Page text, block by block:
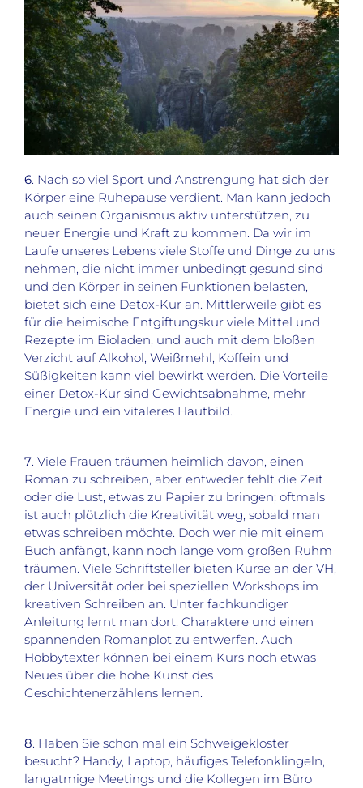
6. Nach so viel Sport und Anstrengung hat sich der
Körper eine Ruhepause verdient. Man kann jedoch
auch seinen Organismus aktiv unterstützen, zu
neuer Energie und Kraft zu kommen. Da wir im
Laufe unseres Lebens viele Stoffe und Dinge zu uns
nehmen, die nicht immer unbedingt gesund sind
und den Körper in seinen Funktionen belasten,
bietet sich eine Detox-Kur an. Mittlerweile gibt es
für die heimische Entgiftungskur viele Mittel und
Rezepte im Bioladen, und auch mit dem bloßen
Verzicht auf Alkohol, Weißmehl, Koffein und
Süßigkeiten kann viel bewirkt werden. Die Vorteile
einer Detox-Kur sind Gewichtsabnahme, mehr
Energie und ein vitaleres Hautbild.
7. Viele Frauen träumen heimlich davon, einen
Roman zu schreiben, aber entweder fehlt die Zeit
oder die Lust, etwas zu Papier zu bringen; oftmals
ist auch plötzlich die Kreativität weg, sobald man
etwas schreiben möchte. Doch wer nie mit einem
Buch anfängt, kann noch lange vom großen Ruhm
träumen. Viele Schriftsteller bieten Kurse an der VH,
der Universität oder bei speziellen Workshops im
kreativen Schreiben an. Unter fachkundiger
Anleitung lernt man dort, Charaktere und einen
spannenden Romanplot zu entwerfen. Auch
Hobbytexter können bei einem Kurs noch etwas
Neues über die hohe Kunst des
Geschichtenerzählens lernen.
8. Haben Sie schon mal ein Schweigekloster
besucht? Handy, Laptop, häufiges Telefonklingeln,
langatmige Meetings und die Kollegen im Büro